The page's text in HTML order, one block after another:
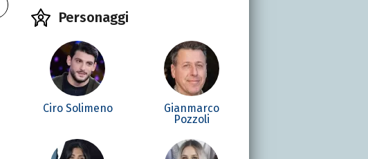
Personaggi
Ciro Solimeno
Gianmarco
Pozzoli